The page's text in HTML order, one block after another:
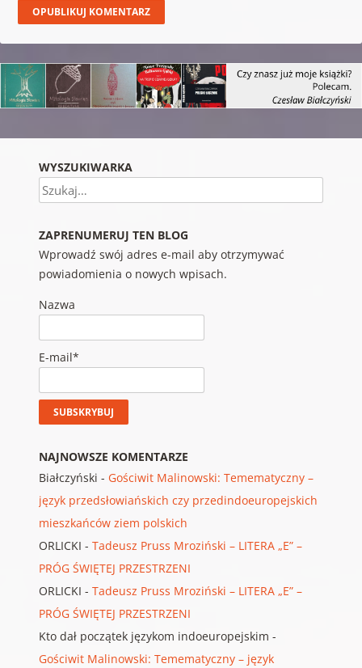
WYSZUKIWARKA
Szukaj
ZAPRENUMERUJ TEN BLOG
Wprowadź swój adres e-mail aby otrzymywać
powiadomienia o nowych wpisach.
Nazwa
E-mail*
NAJNOWSZE KOMENTARZE
Białczyński - Gościwit Malinowski: Temematyczny –
język przedsłowiańskich czy przedindoeuropejskich
mieszkańców ziem polskich
ORLICKI - Tadeusz Pruss Mroziński – LITERA „E” –
PRÓG ŚWIĘTEJ PRZESTRZENI
ORLICKI - Tadeusz Pruss Mroziński – LITERA „E” –
PRÓG ŚWIĘTEJ PRZESTRZENI
Kto dał początek językom indoeuropejskim -
Gościwit Malinowski: Temematyczny – język